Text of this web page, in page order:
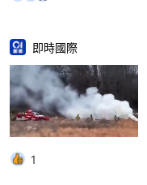
即時國際
1